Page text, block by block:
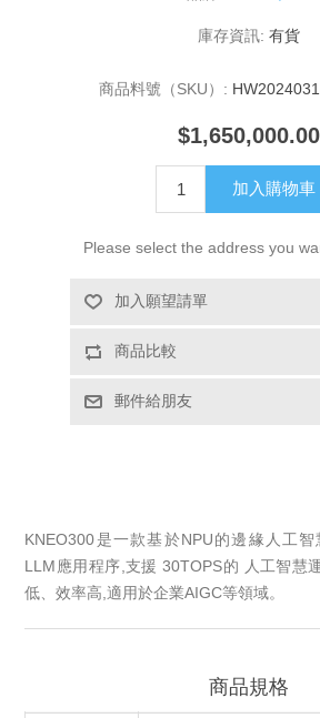
庫存資訊: 有貨
商品料號（SKU）:
$1,650,000.00
加入購物車
Please select the address you
加入願望請單
商品比較
郵件給朋友
KNEO300是一款基於NPU的邊緣人工
LLM應用程序,支援 30TOPS的 人工智慧
低、效率高,適用於企業AIGC等領域。
商品規格